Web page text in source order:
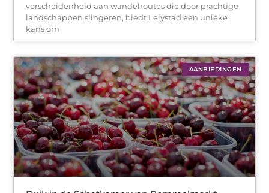
verscheidenheid aan wandelroutes die door prachtige
landschappen slingeren, biedt Lelystad een unieke
kans om
AANBIEDINGEN